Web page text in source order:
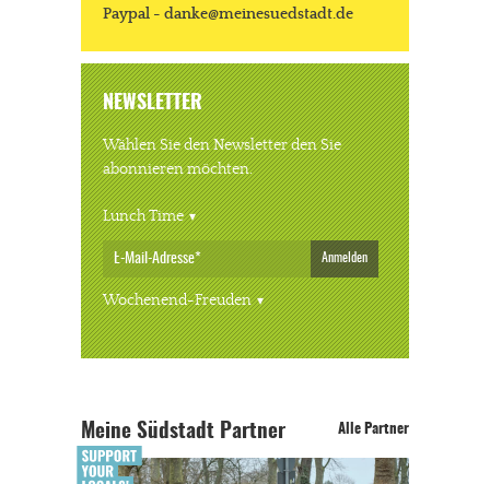
Paypal - danke@meinesuedstadt.de
NEWSLETTER
Wählen Sie den Newsletter den Sie
abonnieren möchten.
Lunch Time
Anmelden
Wochenend-Freuden
Meine Südstadt Partner Alle Partner